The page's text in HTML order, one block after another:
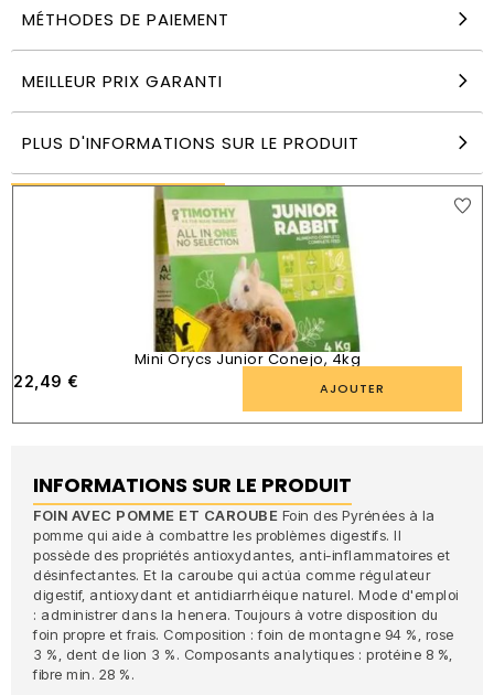
MÉTHODES DE PAIEMENT
MEILLEUR PRIX GARANTI
PLUS D'INFORMATIONS SUR LE PRODUIT
8,99
AJOUTER
PRODUITS SIMILAIRES
Mini Orycs Junior Conejo, 4kg
22,49 € AJOUTER
INFORMATIONS SUR LE PRODUIT
FOIN AVEC POMME ET CAROUBE Foin des Pyrénées à la
pomme qui aide à combattre les problèmes digestifs. Il
possède des propriétés antioxydantes, anti-inflammatoires et
désinfectantes. Et la caroube qui actúa comme régulateur
digestif, antioxydant et antidiarrhéique naturel. Mode d'emploi
: administrer dans la henera. Toujours à votre disposition du
foin propre et frais. Composition : foin de montagne 94 %, rose
3 %, dent de lion 3 %. Composants analytiques : protéine 8 %,
fibre min. 28 %.